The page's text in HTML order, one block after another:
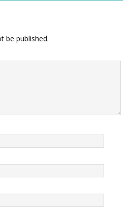
be published.